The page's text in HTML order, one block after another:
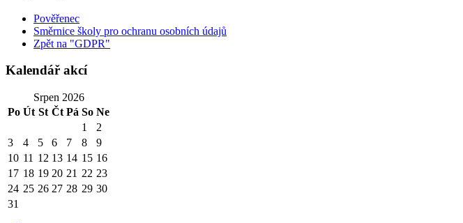
Pověřenec
Směrnice školy pro ochranu osobních údajů
Zpět na "GDPR"
Kalendář akcí
Srpen 2026
Po Út St Čt Pá So Ne
1
2
3
4 5 6 7 8
9
10 11 12 13 14 15 16
17 18 19 20 21 22 23
24 25 26 27 28 29 30
31